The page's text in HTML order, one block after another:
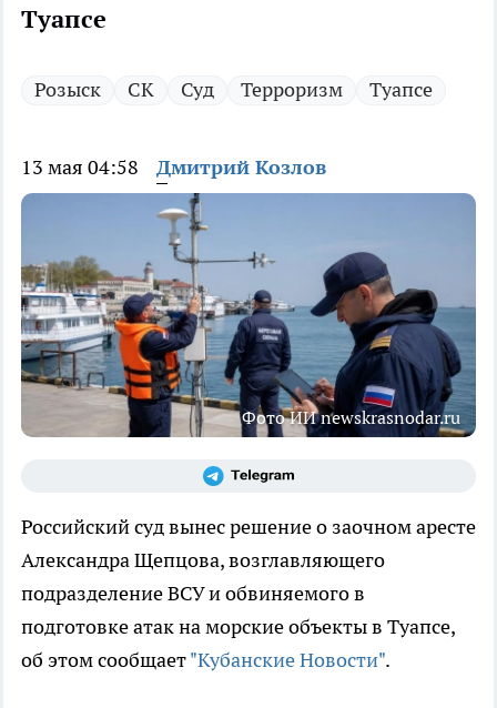
Туапсе
Розыск СК Суд Терроризм Туапсе
13 мая 04:58 Дмитрий Козлов
Фото ИИ newskrasnodar.ru
Российский суд вынес решение о заочном аресте
Александра Щепцова, возглавляющего
подразделение ВСУ и обвиняемого в
подготовке атак на морские объекты в Туапсе,
об этом сообщает"Кубанские Новости".